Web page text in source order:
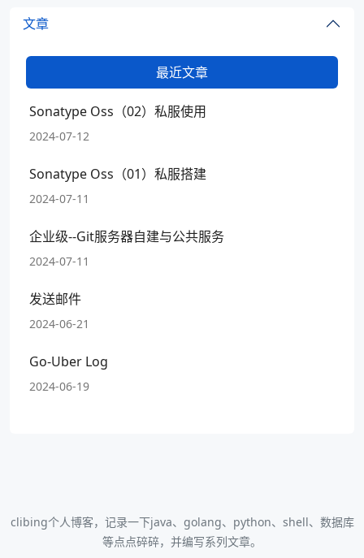
文章
最近文章
Sonatype Oss（02）私服使用
2024-07-12
Sonatype Oss（01）私服搭建
2024-07-11
企业级--Git服务器自建与公共服务
2024-07-11
发送邮件
2024-06-21
Go-Uber Log
2024-06-19
clibing个人博客，记录一下java、golang、python、shell、数据库
等点点碎碎，并编写系列文章。